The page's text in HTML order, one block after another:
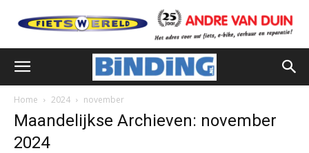
Home 2024 november
Maandelijkse Archieven: november
2024